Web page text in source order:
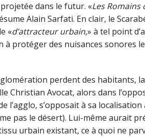
dans le futur. «Les
Alain Sarfati. En clair, le
«d’attracteur urbain,» à tel point
à protéger des nuisances sonores
perdent des habitants,
Christian Avocat, alors dans
l’agglo, s’opposait à sa
pas le désert). Lui-même aurait
urbain existant, ce à quoi ne